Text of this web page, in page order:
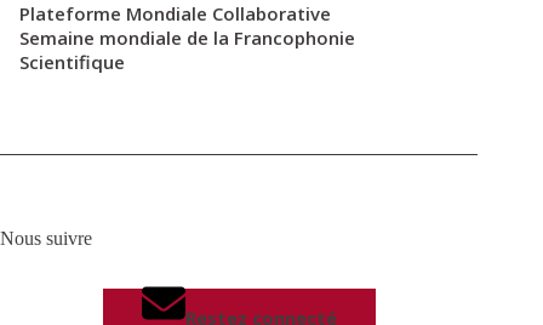
Plateforme Mondiale Collaborative
Semaine mondiale de la Francophonie
Scientifique
Nous suivre
Restez connecté